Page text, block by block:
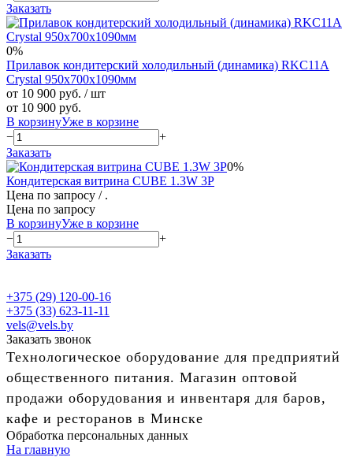
Заказать
0%
Прилавок кондитерский холодильный (динамика) RKC11A
Crystal 950x700x1090мм
от 10 900 руб. / шт
от 10 900 руб.
В корзинуУже в корзине
−
+
Заказать
0%
Кондитерская витрина CUBE 1.3W 3P
Цена по запросу / .
Цена по запросу
В корзинуУже в корзине
−
+
Заказать
+375 (29) 120-00-16
+375 (33) 623-11-11
vels@vels.by
Заказать звонок
Технологическое оборудование для предприятий
общественного питания. Магазин оптовой
продажи оборудования и инвентаря для баров,
кафе и ресторанов в Минске
Обработка персональных данных
На главную